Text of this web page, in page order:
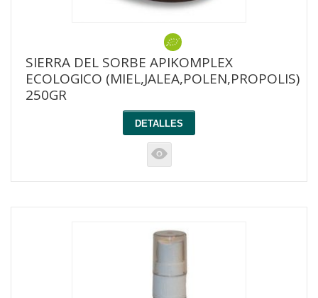
SIERRA DEL SORBE APIKOMPLEX
ECOLOGICO (MIEL,JALEA,POLEN,PROPOLIS)
250GR
DETALLES
K